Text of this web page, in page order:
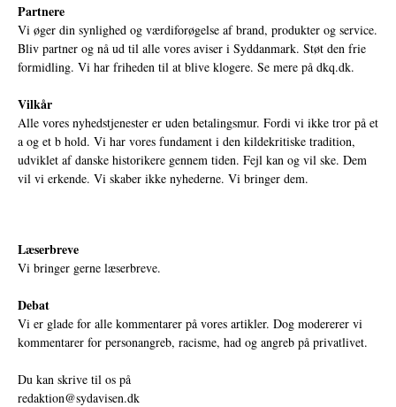
Partnere
Vi øger din synlighed og værdiforøgelse af brand, produkter og service.
Bliv partner og nå ud til alle vores aviser i Syddanmark. Støt den frie
formidling. Vi har friheden til at blive klogere. Se mere på dkq.dk.
Vilkår
Alle vores nyhedstjenester er uden betalingsmur. Fordi vi ikke tror på et
a og et b hold. Vi har vores fundament i den kildekritiske tradition,
udviklet af danske historikere gennem tiden. Fejl kan og vil ske. Dem
vil vi erkende. Vi skaber ikke nyhederne. Vi bringer dem.
Læserbreve
Vi bringer gerne læserbreve.
Debat
Vi er glade for alle kommentarer på vores artikler. Dog modererer vi
kommentarer for personangreb, racisme, had og angreb på privatlivet.
Du kan skrive til os på
redaktion@sydavisen.dk